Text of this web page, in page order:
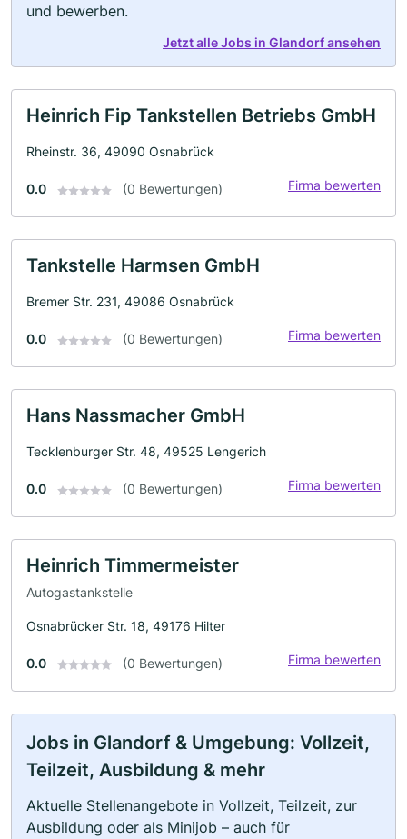
und bewerben.
Jetzt alle Jobs in Glandorf ansehen
Heinrich Fip Tankstellen Betriebs GmbH
Rheinstr. 36, 49090 Osnabrück
0.0 (0 Bewertungen) Firma bewerten
Tankstelle Harmsen GmbH
Bremer Str. 231, 49086 Osnabrück
0.0 (0 Bewertungen) Firma bewerten
Hans Nassmacher GmbH
Tecklenburger Str. 48, 49525 Lengerich
0.0 (0 Bewertungen) Firma bewerten
Heinrich Timmermeister
Autogastankstelle
Osnabrücker Str. 18, 49176 Hilter
0.0 (0 Bewertungen) Firma bewerten
Jobs in Glandorf & Umgebung: Vollzeit,
Teilzeit, Ausbildung & mehr
Aktuelle Stellenangebote in Vollzeit, Teilzeit, zur
Ausbildung oder als Minijob – auch für